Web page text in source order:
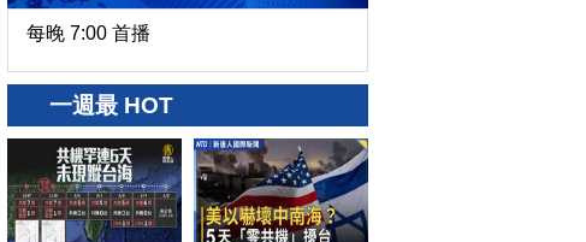
每晚 7:00 首播
一週最 HOT